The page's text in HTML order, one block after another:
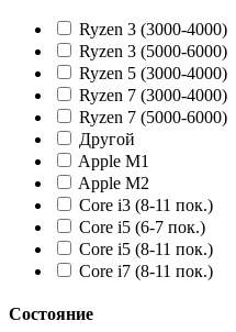
Ryzen 3 (3000-4000)
Ryzen 3 (5000-6000)
Ryzen 5 (3000-4000)
Ryzen 7 (3000-4000)
Ryzen 7 (5000-6000)
Другой
Apple M1
Apple M2
Core i3 (8-11 пок.)
Core i5 (6-7 пок.)
Core i5 (8-11 пок.)
Core i7 (8-11 пок.)
Состояние